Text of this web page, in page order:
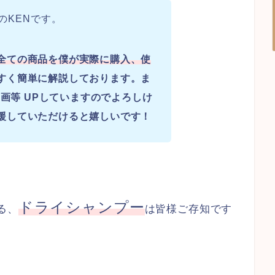
KENです。
ての商品を僕が実際に購入、使
く簡単に解説しております。ま
等 UPしていますのでよろしけ
していただけると嬉しいです！
ドライシャンプーは皆様ご存知です